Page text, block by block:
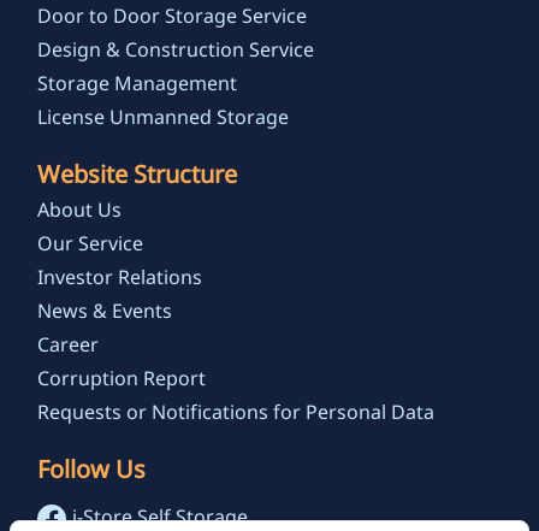
Door to Door Storage Service
Design & Construction Service
Storage Management
License Unmanned Storage
Website Structure
About Us
Our Service
Investor Relations
News & Events
Career
Corruption Report
Requests or Notifications for Personal Data
Follow Us
i-Store Self Storage